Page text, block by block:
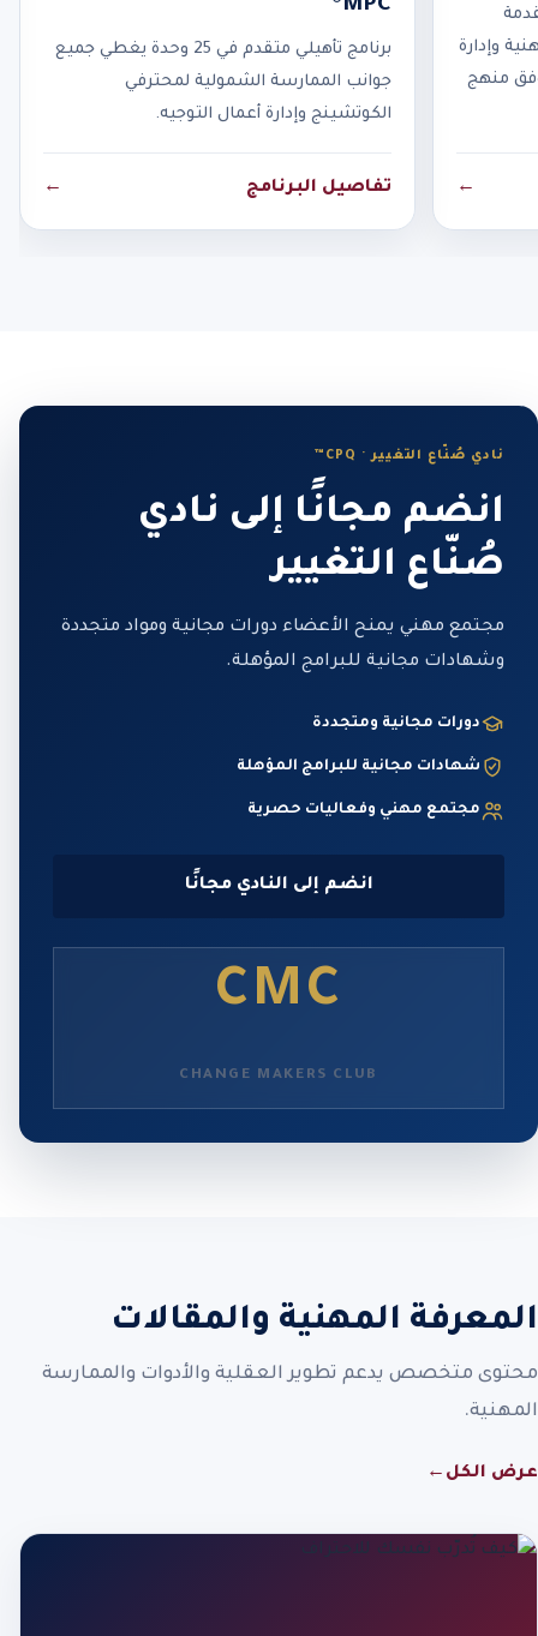
وإدارة
منهج
←
MPC®
برنامج تأهيلي متقدم في 25 وحدة يغطي جميع
جوانب الممارسة الشمولية لمحترفي
الكوتشينج وإدارة أعمال التوجيه.
تفاصيل البرنامج ←
نادي صُنّاع التغيير · CPQ™
انضم مجانًا إلى نادي
صُنّاع التغيير
مجتمع مهني يمنح الأعضاء دورات مجانية ومواد متجددة
وشهادات مجانية للبرامج المؤهلة.
دورات مجانية ومتجددة
شهادات مجانية للبرامج المؤهلة
مجتمع مهني وفعاليات حصرية
انضم إلى النادي مجانًا
CMC
CHANGE MAKERS CLUB
المعرفة المهنية والمقالات
محتوى متخصص يدعم تطوير العقلية والأدوات والممارسة
المهنية.
عرض الكل ←